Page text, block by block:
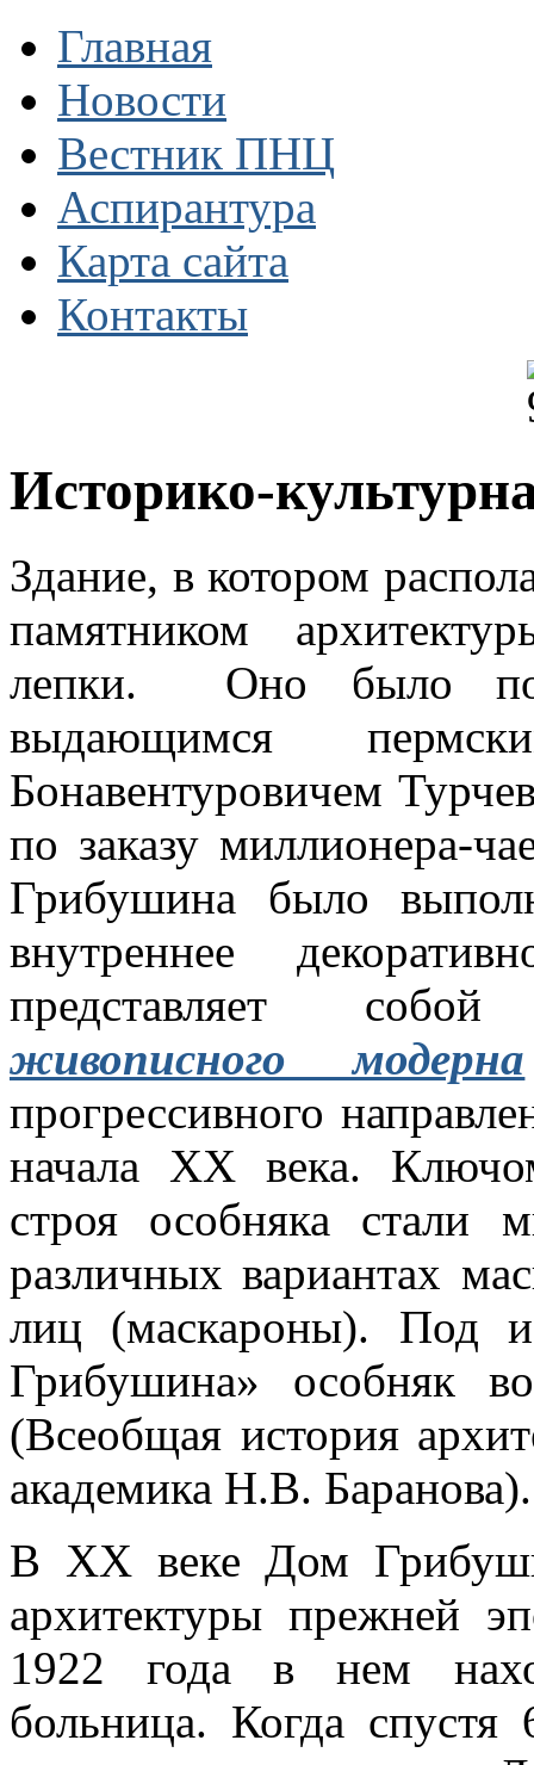
Главная
Новости
Вестник ПНЦ
Аспирантура
Карта сайта
Контакты
Историко-
Здание, в котором
памятником
лепки. Оно было
выдающимся
Бонавентуровичем
по заказу миллионера-
Грибушина было
внутреннее
представляет
живописного модерна
прогрессивного
начала ХХ века. Ключом
строя особняка стали
различных вариантах
лиц (маскароны). Под
Грибушина» особняк
(Всеобщая история
академика Н.В. Баранова).
В ХХ веке Дом
архитектуры прежней
1922 года в нем
больница. Когда спустя